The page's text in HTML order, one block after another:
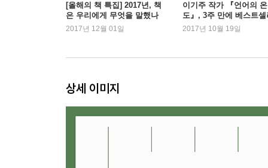
[2부 _ 경제(Economy)]
새로운 문제. 잘못된 예언이라 여겼던 ‘노동의 종말
5장. 정글에서 일어나는 변화
[올해의 책 특집] 2017년, 책
은 우리에게 무엇을 말했나
2017년 12월 01일
이기주 작가 『언어의 온
도』, 3주 만에 베스트셀
1위 재탈환
2017년 10월 19일
상세 이미지